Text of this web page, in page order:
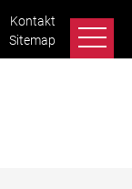
Kontakt
Sitemap